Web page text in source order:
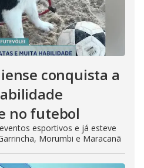
conquista a
no futebol
esportivos e já esteve
Morumbi e Maracanã